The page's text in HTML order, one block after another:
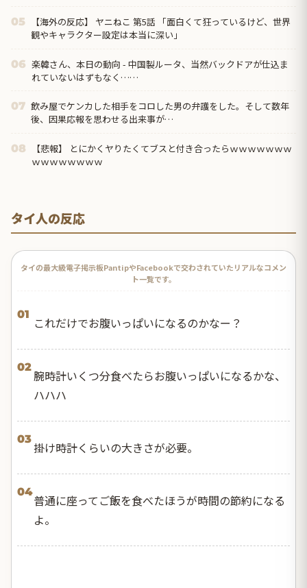
05
【海外の反応】 ヤニねこ 第5話 「面白くて狂っているけど、世界
観やキャラクター設定は本当に深い」
06 楽韓さん、本日の動向 - 中国製ルータ、当然バックドアが仕込ま
れていないはずもなく……
07 飲み屋でケンカした相手をコロした男の弁護をした。そして数年
後、因果応報を思わせる出来事が…
08
【悲報】 とにかくヤりたくてブスと付き合ったらｗｗｗｗｗｗｗ
ｗｗｗｗｗｗｗｗ
タイ人の反応
タイの最大級電子掲示板PantipやFacebookで交わされていたリアルなコメン
ト一覧です。
01
これだけでお腹いっぱいになるのかなー？
02
腕時計いくつ分食べたらお腹いっぱいになるかな、
ハハハ
03
掛け時計くらいの大きさが必要。
04
普通に座ってご飯を食べたほうが時間の節約になる
よ。